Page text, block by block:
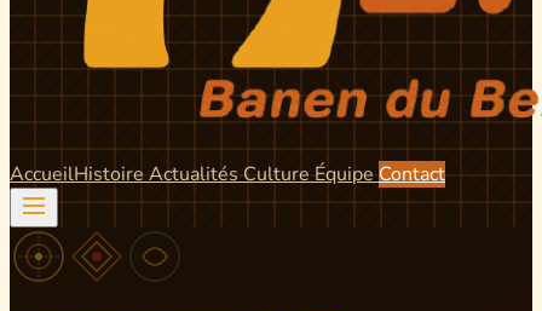
AccueilHistoire ActualitésCulture Équipe Contact